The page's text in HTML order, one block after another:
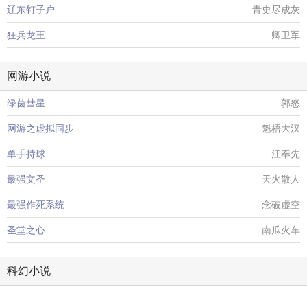
辽东钉子户 青史尽成灰
狂兵龙王 卿卫军
网游小说
绿茵彗星 郭怒
网游之虚拟同步 魁梧大汉
单手持球 江奉先
最强文圣 天火散人
最强作死系统 念破虚空
圣堂之心 南瓜火车
科幻小说